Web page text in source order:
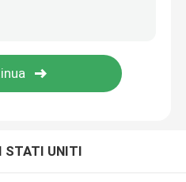
STATI UNITI